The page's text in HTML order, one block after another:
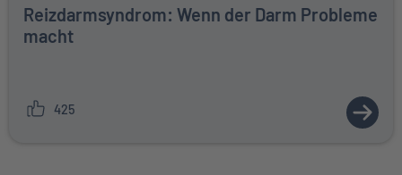
Reizdarmsyndrom: Wenn der Darm Probleme
macht
425
ZUM